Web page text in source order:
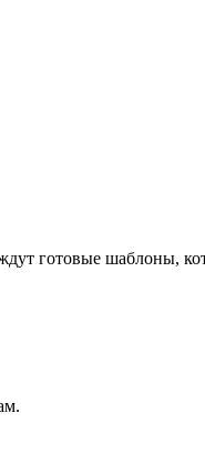
готовые шаблоны,